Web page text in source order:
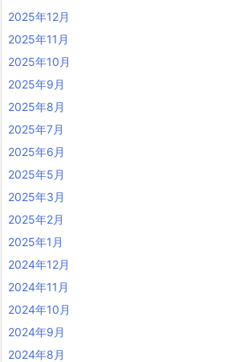
2025年12月
2025年11月
2025年10月
2025年9月
2025年8月
2025年7月
2025年6月
2025年5月
2025年3月
2025年2月
2025年1月
2024年12月
2024年11月
2024年10月
2024年9月
2024年8月